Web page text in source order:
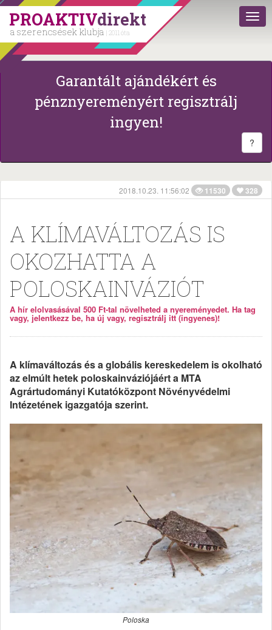
PROAKTIVdirekt
a szerencsések klubja | 2011 óta
Garantált ajándékért és
pénznyereményért regisztrálj
ingyen!
?
2018.10.23. 11:56:02 11530 328
A KLÍMAVÁLTOZÁS IS
OKOZHATTA A
POLOSKAINVÁZIÓT
A hír elolvasásával 500 Ft-tal növelheted a nyereményedet. Ha tag
vagy, jelentkezz be, ha új vagy, regisztrálj itt (ingyenes)!
A klímaváltozás és a globális kereskedelem is okolható
az elmúlt hetek poloskainváziójáért a MTA
Agrártudományi Kutatóközpont Növényvédelmi
Intézetének igazgatója szerint.
Poloska